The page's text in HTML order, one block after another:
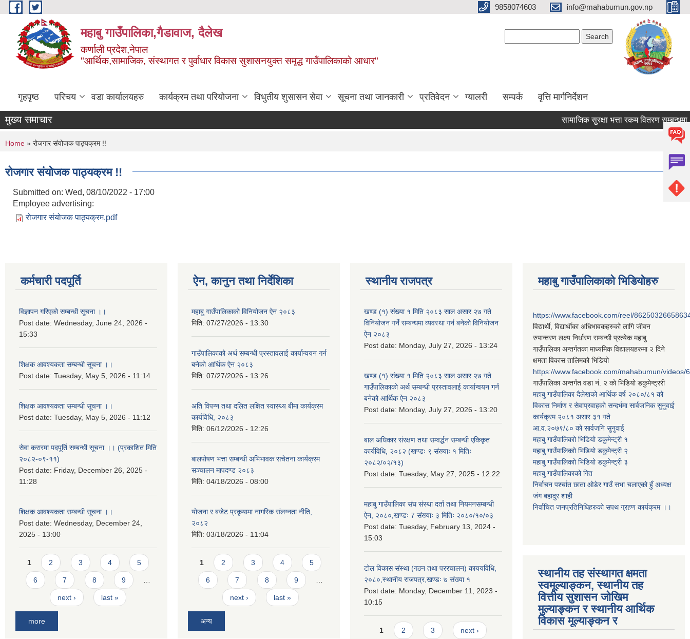
Skip to main content 9858074603 info@mahabumun.gov.np
महाबु गाउँपालिका,गैडावाज, दैलेख
कर्णाली प्रदेश,नेपाल
"आर्थिक,सामाजिक, संस्थागत र पुर्वाधार विकास सुशासनयुक्त समृद्ध गाउँपालिकाकाे आधार"
गृहपृष्ठ परिचय वडा कार्यालयहरु कार्यक्रम तथा परियोजना विधुतीय शुसासन सेवा सूचना तथा जानकारी प्रतिवेदन ग्यालरी सम्पर्क वृत्ति मार्गनिर्देशन
मुख्य समाचार सामाजिक सुरक्षा भत्ता रकम वितरण सम्बन्धमा ।।
You are here
Home » रोजगार संयोजक पाठ्यक्रम !!
रोजगार संयोजक पाठ्यक्रम !!
Submitted on: Wed, 08/10/2022 - 17:00
Employee advertising:
रोजगार संयोजक पाठ्यक्रम.pdf
कर्मचारी पदपूर्ति
विज्ञापन गरिएको सम्बन्धी सूचना ।।
Post date: Wednesday, June 24, 2026 -
15:33
शिक्षक आवश्यकता सम्बन्धी सूचना ।।
Post date: Tuesday, May 5, 2026 - 11:14
शिक्षक आवश्यकता सम्बन्धी सूचना ।।
Post date: Tuesday, May 5, 2026 - 11:12
सेवा करारमा पदपूर्ति सम्बन्धी सूचना ।। (प्रकाशित मिति
२०८२-०९-११)
Post date: Friday, December 26, 2025 -
11:28
शिक्षक आवश्यकता सम्बन्धी सूचना ।।
Post date: Wednesday, December 24,
2025 - 13:00
Pages
1 2 3 4 5
6 7 8 9
next › last »
more
ऐन, कानुन तथा निर्देशिका
महाबु गाउँपालिकाको विनियोजन ऐन २०८३
मिति: 07/27/2026 - 13:30
गाउँपालिकाको अर्थ सम्बन्धी प्रस्तावलाई कार्यान्वयन गर्न
बनेको आर्थिक ऐन २०८३
मिति: 07/27/2026 - 13:26
अति विपन्न तथा दलित लक्षित स्वास्थ्य बीमा कार्यक्रम
कार्यविधि, २०८३
मिति: 06/12/2026 - 12:26
बालपोषण भत्ता सम्बन्धी अभिभावक सचेतना कार्यक्रम
सञ्चालन मापदण्ड २०८३
मिति: 04/18/2026 - 08:00
योजना र बजेट प्रकृयामा नागरिक संलग्नता नीति,
२०८२
मिति: 03/18/2026 - 11:04
Pages
1 2 3 4 5
6 7 8 9
next › last »
अन्य
स्थानीय राजपत्र
खण्ड (१) संख्या १ मिति २०८३ साल असार २७ गते
विनियोजन गर्ने सम्बन्धमा व्यवस्था गर्न बनेको विनियोजन
ऐन २०८३
Post date: Monday, July 27, 2026 - 13:24
खण्ड (१) संख्या १ मिति २०८३ साल असार २७ गते
गाउँपालिकाको अर्थ सम्बन्धी प्रस्तावलाई कार्यान्वयन गर्न
बनेको आर्थिक ऐन २०८३
Post date: Monday, July 27, 2026 - 13:20
बाल अधिकार संरक्षण तथा सम्वर्द्धन सम्बन्धी एकिकृत
कार्यविधि, २०८२ (खण्डः ९ संख्याः १ मितिः
२०८२/०२/१३)
Post date: Tuesday, May 27, 2025 - 12:22
महाबु गाउँपालिका संघ संस्था दर्ता तथा नियमनसम्बन्धी
ऐन, २०८०,खण्डः 7 संख्याः ३ मितिः २०८०/१०/०३
Post date: Tuesday, February 13, 2024 -
15:03
टोल विकास संस्था (गठन तथा पररचालन) काययविधि,
२०८०,स्थानीय राजपत्र,खण्डः ७ संख्या १
Post date: Monday, December 11, 2023 -
10:15
Pages
1 2 3 next ›
महाबु गाउँपालिकाको भिडियोहरु
https://www.facebook.com/reel/
विद्यार्थी, विद्यार्थीका अधिभावकहरुको लागि जीवन
रुपान्तरण लक्ष्य निर्धारण सम्बन्धी प्रत्येक महाबु
गाउँपालिका अन्तर्गतका माध्यमिक विद्यालयहरुमा २ दिने
क्षमता विकास तालिमको भिडियो
https://www.facebook.com/mahabumun/videos/
गाउँपालिका अन्तर्गत वडा नं. २ को भिडियो डकुमेन्ट्ररी
महाबु गाउँपालिका दैलेखको आर्थिक वर्ष २०८०/८१ को
विकास निर्माण र सेवाप्रवाहको सन्दर्भमा सार्वजनिक सुनुवाई
कार्यक्रम २०८१ असार ३१ गते
आ.व.२०७९/८० को सार्वजनि सुनुवाई
महाबु गाउँपालिकाो भिडियो डकुमेन्ट्री १
महाबु गाउँपालिकाो भिडियो डकुमेन्ट्री २
महाबु गाउँपालिकाो भिडियो डकुमेन्ट्री ३
महाबु गाउँपालिकाको गित
निर्वाचन पर्श्चात छाता ओडेर गाउँ सभा चलाएको हुँ अध्यक्ष
जंग बहादुर शाही
निर्वाचित जनप्रतिनिधिहरुको सपथ ग्रहण कार्यक्रम ।।
स्थानीय तह संस्थागत क्षमता
स्वमूल्याङ्कन, स्थानीय तह
वित्तीय सुशासन जोखिम
मुल्याङ्कन र स्थानीय आर्थिक
विकास मूल्याङ्कन र